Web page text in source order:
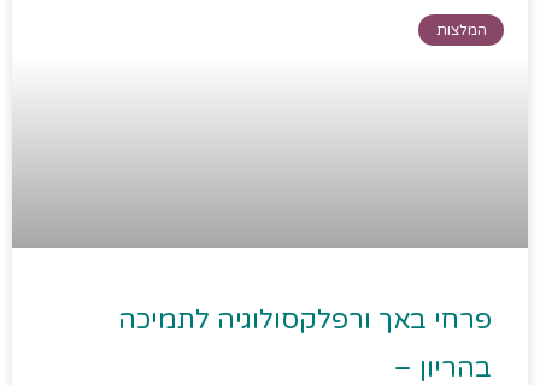
המלצות
פרחי באך ורפלקסולוגיה לתמיכה
בהריון –